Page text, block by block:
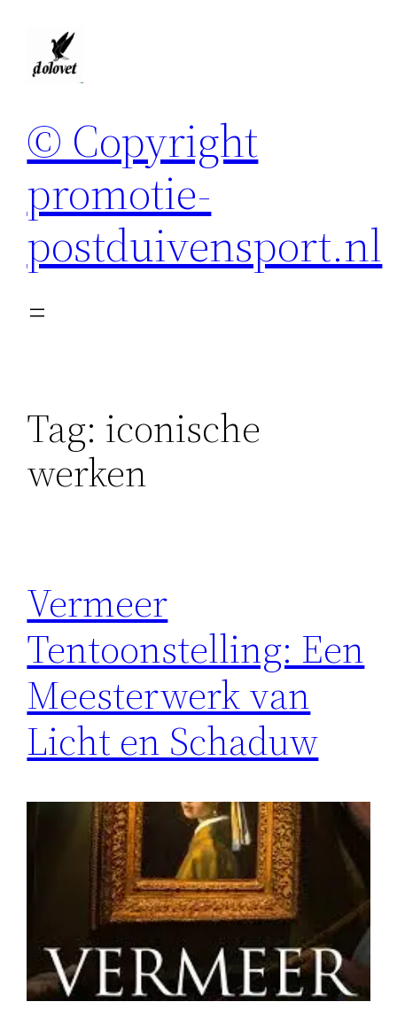
© Copyright
promotie-
postduivensport.nl
Tag: iconische
werken
Vermeer
Tentoonstelling: Een
Meesterwerk van
Licht en Schaduw